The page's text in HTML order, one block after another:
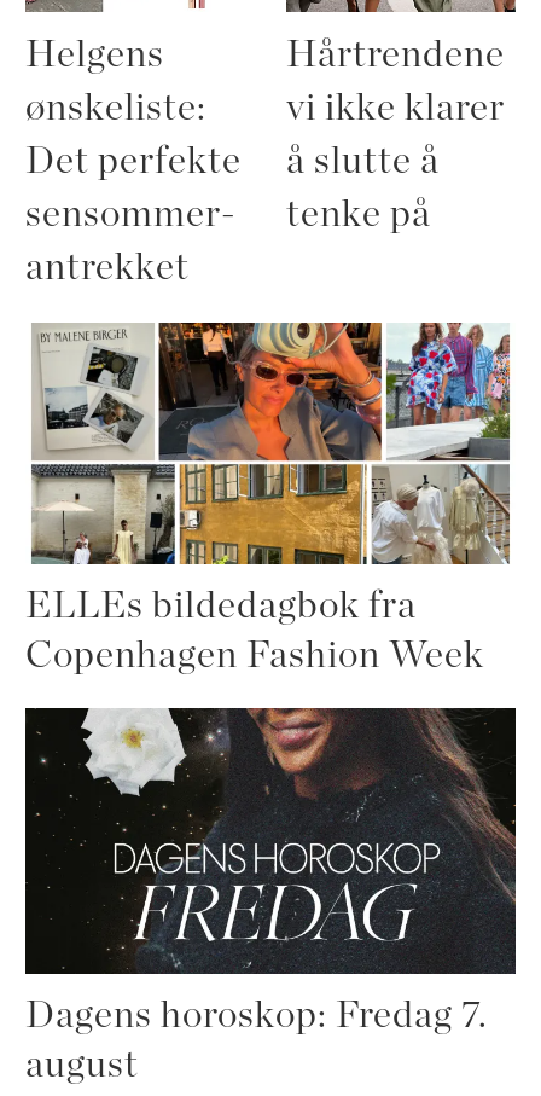
Helgens
ønskeliste:
Det perfekte
sensommer-
antrekket
Hårtrendene
vi ikke klarer
å slutte å
tenke på
ELLEs bildedagbok fra
Copenhagen Fashion Week
Dagens horoskop: Fredag 7.
august